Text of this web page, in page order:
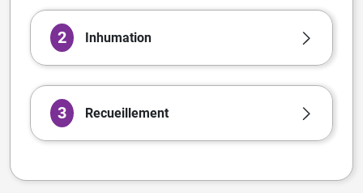
2 Inhumation
3 Recueillement